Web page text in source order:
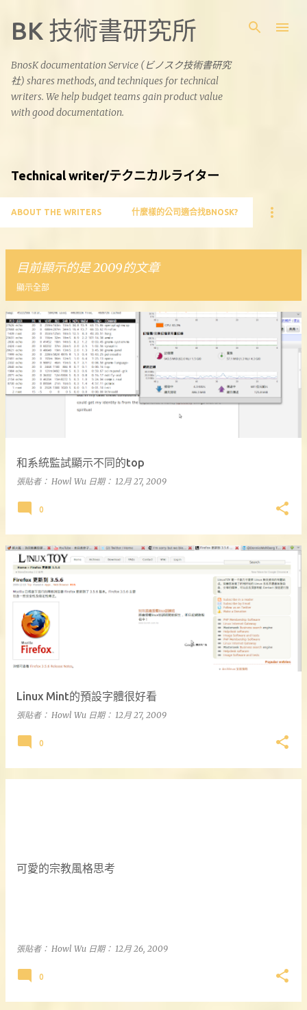
跳到主要內容
BK 技術書研究所
BnosK documentation Service (ビノスク技術書研究
社) shares methods, and techniques for technical
writers. We help budget teams gain product value
with good documentation.
Technical writer/テクニカルライター
ABOUT THE WRITERS 什麼樣的公司適合找BNOSK?
目前顯示的是 2009的文章
顯示全部
發
表
文
和系統監試顯示不同的top
張貼者： Howl Wu 日期： 12月 27, 2009
0
Linux Mint的預設字體很好看
張貼者： Howl Wu 日期： 12月 27, 2009
0
可愛的宗教風格思考
張貼者： Howl Wu 日期： 12月 26, 2009
0